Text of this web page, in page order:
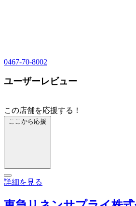
0467-70-8002
ユーザーレビュー
この店舗を応援する！
ここから応援
詳細を見る